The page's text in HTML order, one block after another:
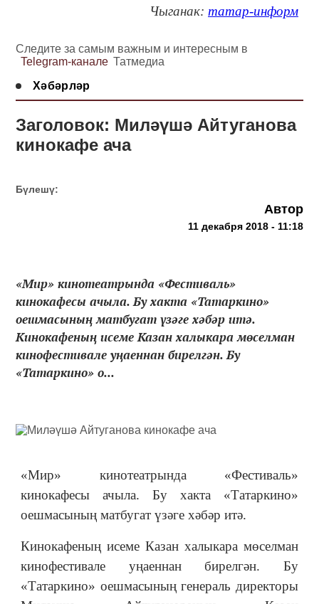
Чыганак: татар-информ
Следите за самым важным и интересным в
Telegram-канале Татмедиа
Хәбәрләр
Заголовок: Миләүшә Айтуганова
кинокафе ача
Бүлешү:
Автор
11 декабря 2018 - 11:18
«Мир» кинотеатрында «Фестиваль»
кинокафесы ачыла. Бу хакта «Татаркино»
оешмасының матбугат үзәге хәбәр итә.
Кинокафеның исеме Казан халыкара мөселман
кинофестивале уңаеннан бирелгән. Бу
«Татаркино» о...
«Мир» кинотеатрында «Фестиваль»
кинокафесы ачыла. Бу хакта «Татаркино»
оешмасының матбугат үзәге хәбәр итә.
Кинокафеның исеме Казан халыкара мөселман
кинофестивале уңаеннан бирелгән. Бу
«Татаркино» оешмасының генераль директоры